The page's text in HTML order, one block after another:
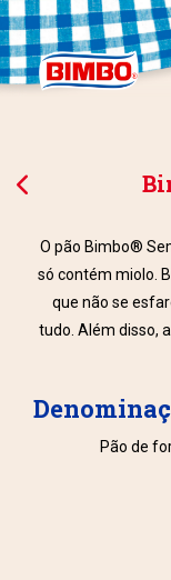
O pão Bimbo®
só contém miolo.
que não se
tudo. Além disso,
Pão de